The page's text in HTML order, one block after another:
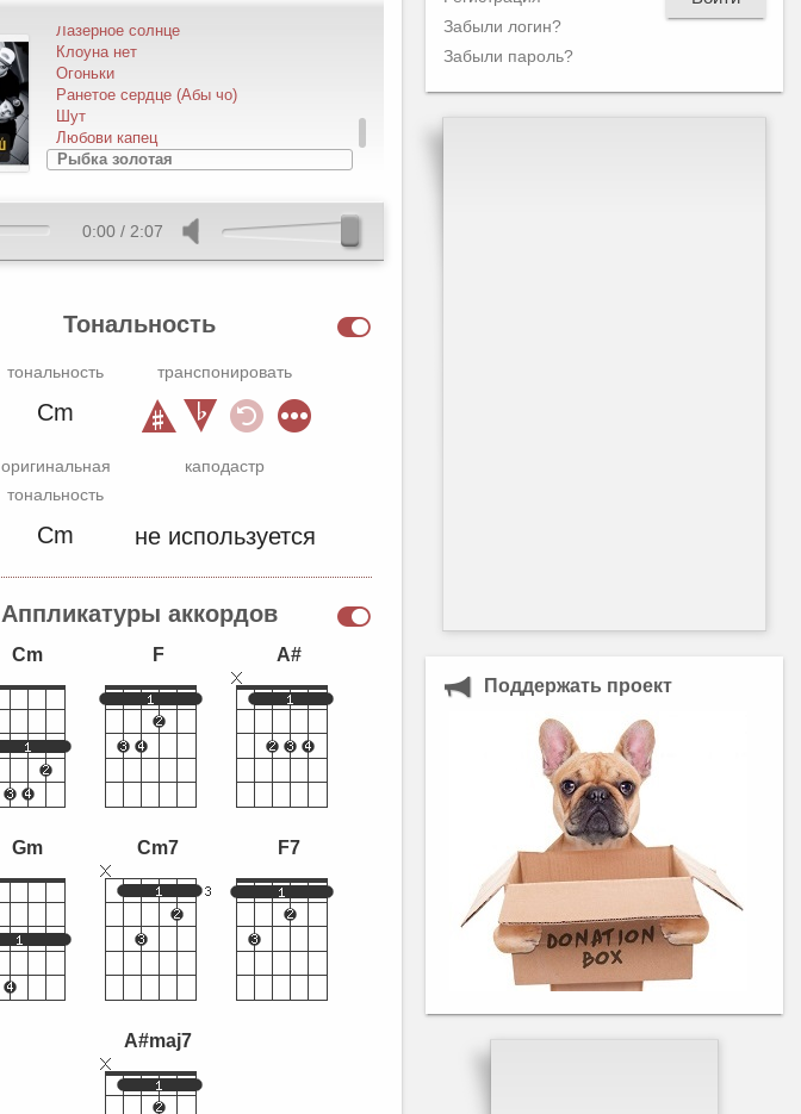
Лазерное солнце
Клоуна нет
Огоньки
Ранетое сердце (Абы чо)
Шут
Любови капец
Рыбка золотая
Принцесса
Юность
Я верю
0:00 / 2:07
Тональность
тональность
Cm
оригинальная
тональность
Cm
транспонировать
каподастр
не используется
Аппликатуры аккордов
Cm F A#
Gm Cm7 F7
A#maj7
Забыли логин?
Забыли пароль?
Поддержать проект